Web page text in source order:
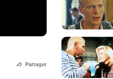
Partager